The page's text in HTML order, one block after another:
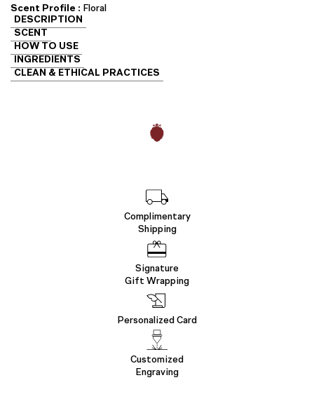
Scent Profile : Floral
DESCRIPTION
SCENT
HOW TO USE
INGREDIENTS
CLEAN & ETHICAL PRACTICES
Complimentary
Shipping
Signature
Gift Wrapping
Personalized Card
Customized
Engraving